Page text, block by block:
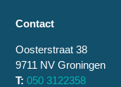
Contact
Oosterstraat 38
9711 NV Groningen
T: 050 3122358